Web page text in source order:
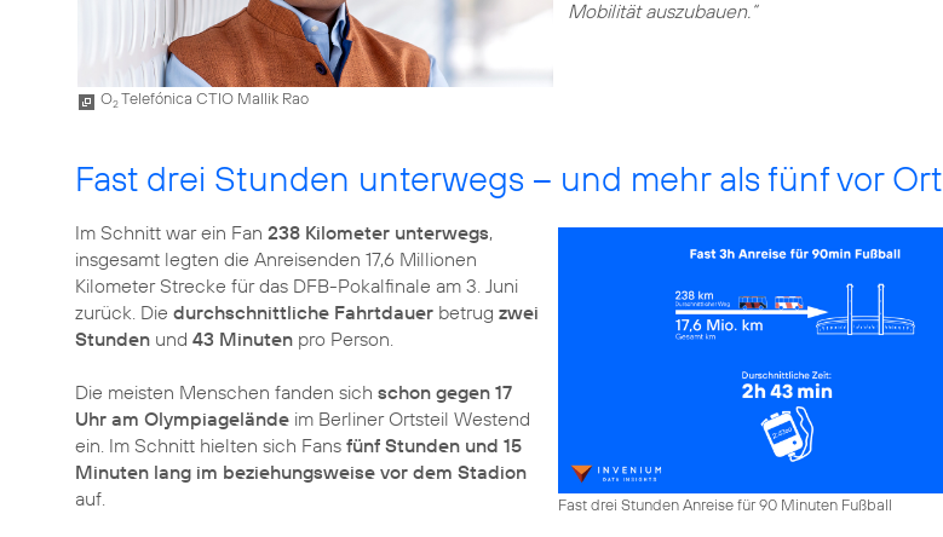
O2Telefónica CTIO Mallik Rao
Mobilität auszubauen.“
Fast drei Stunden unterwegs – und mehr als fünf vor Ort
Fast drei Stunden Anreise für 90 Minuten Fußball
Im Schnitt war ein Fan 238 Kilometer unterwegs,
insgesamt legten die Anreisenden 17,6 Millionen
Kilometer Strecke für das DFB-Pokalfinale am 3. Juni
zurück. Die durchschnittliche Fahrtdauer betrug zwei
Stunden und 43 Minuten pro Person.
Die meisten Menschen fanden sich schon gegen 17
Uhr am Olympiagelände im Berliner Ortsteil Westend
ein. Im Schnitt hielten sich Fans fünf Stunden und 15
Minuten lang im beziehungsweise vor dem Stadion
auf.